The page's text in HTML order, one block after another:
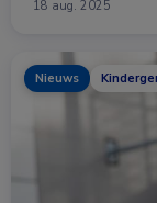
18 aug. 2025
Nieuws